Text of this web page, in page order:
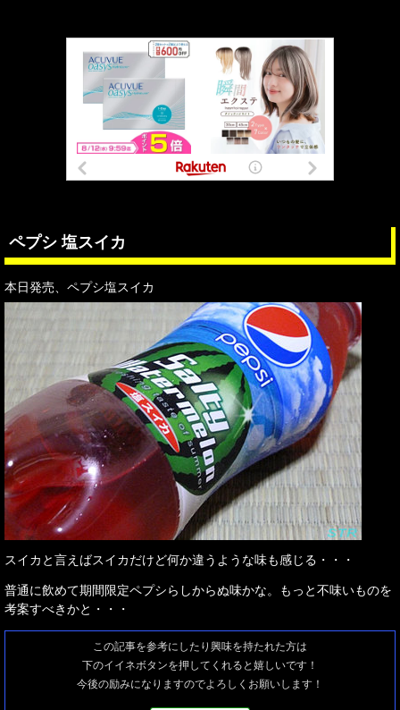
ペプシ 塩スイカ
本日発売、ペプシ塩スイカ
スイカと言えばスイカだけど何か違うような味も感じる・・・
普通に飲めて期間限定ペプシらしからぬ味かな。もっと不味いものを
考案すべきかと・・・
この記事を参考にしたり興味を持たれた方は
下のイイネボタンを押してくれると嬉しいです！
今後の励みになりますのでよろしくお願いします！